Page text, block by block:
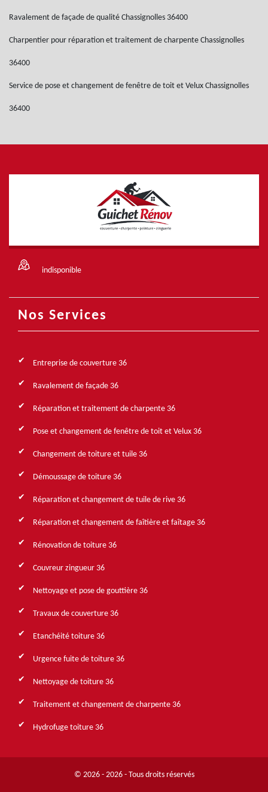
Ravalement de façade de qualité Chassignolles 36400
Charpentier pour réparation et traitement de charpente Chassignolles
36400
Service de pose et changement de fenêtre de toit et Velux Chassignolles
36400
indisponible
Nos Services
Entreprise de couverture 36
Ravalement de façade 36
Réparation et traitement de charpente 36
Pose et changement de fenêtre de toit et Velux 36
Changement de toiture et tuile 36
Démoussage de toiture 36
Réparation et changement de tuile de rive 36
Réparation et changement de faîtière et faîtage 36
Rénovation de toiture 36
Couvreur zingueur 36
Nettoyage et pose de gouttière 36
Travaux de couverture 36
Etanchéité toiture 36
Urgence fuite de toiture 36
Nettoyage de toiture 36
Traitement et changement de charpente 36
Hydrofuge toiture 36
© 2026 - 2026 - Tous droits réservés